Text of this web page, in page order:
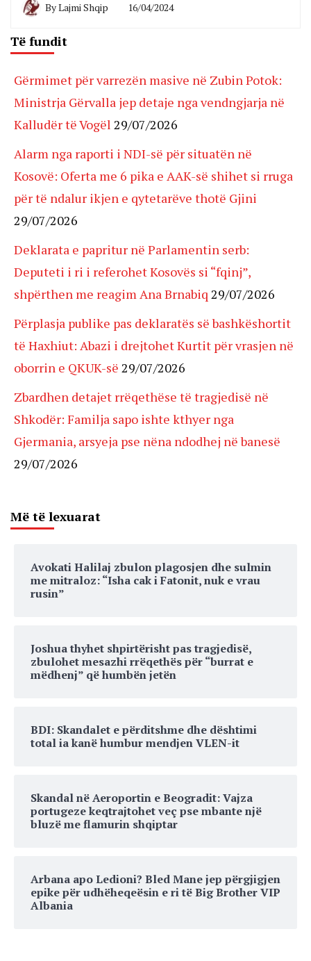
ByLajmi Shqip 16/04/2024
Të fundit
Gërmimet për varrezën masive në Zubin Potok:
Ministrja Gërvalla jep detaje nga vendngjarja në
Kalludër të Vogël 29/07/2026
Alarm nga raporti i NDI-së për situatën në
Kosovë: Oferta me 6 pika e AAK-së shihet si rruga
për të ndalur ikjen e qytetarëve thotë Gjini
29/07/2026
Deklarata e papritur në Parlamentin serb:
Deputeti i ri i referohet Kosovës si “fqinj”,
shpërthen me reagim Ana Brnabiq 29/07/2026
Përplasja publike pas deklaratës së bashkëshortit
të Haxhiut: Abazi i drejtohet Kurtit për vrasjen në
oborrin e QKUK-së 29/07/2026
Zbardhen detajet rrëqethëse të tragjedisë në
Shkodër: Familja sapo ishte kthyer nga
Gjermania, arsyeja pse nëna ndodhej në banesë
29/07/2026
Më të lexuarat
Avokati Halilaj zbulon plagosjen dhe sulmin
me mitraloz: “Isha cak i Fatonit, nuk e vrau
rusin”
Joshua thyhet shpirtërisht pas tragjedisë,
zbulohet mesazhi rrëqethës për “burrat e
mëdhenj” që humbën jetën
BDI: Skandalet e përditshme dhe dështimi
total ia kanë humbur mendjen VLEN-it
Skandal në Aeroportin e Beogradit: Vajza
portugeze keqtrajtohet veç pse mbante një
bluzë me flamurin shqiptar
Arbana apo Ledioni? Bled Mane jep përgjigjen
epike për udhëheqeësin e ri të Big Brother VIP
Albania